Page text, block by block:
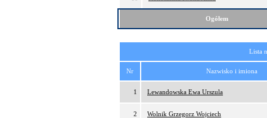
Ogółem
Lista
Nr Nazwisko i imiona
1 Lewandowska Ewa Urszula
2 Wolnik Grzegorz Wojciech